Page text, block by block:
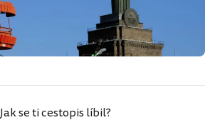
Jak se ti cestopis líbil?